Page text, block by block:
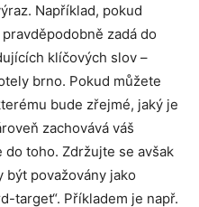
Například, pokud
zadá do
klíčových slov –
brno. Pokud můžete
bude zřejmé, jaký je
zachovává váš
toho. Zdržujte se avšak
být považovány jako
target“. Příkladem je např.